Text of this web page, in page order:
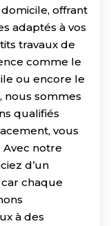
offrant
adaptés à vos
travaux de
comme le
ou encore le
nous sommes
qualifiés
vous
Avec notre
d’un
chaque
à des